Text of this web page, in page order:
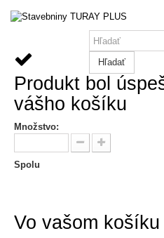
Hľadať
Produkt bol
vášho košíku
Množstvo:
Spolu
Vo vašom